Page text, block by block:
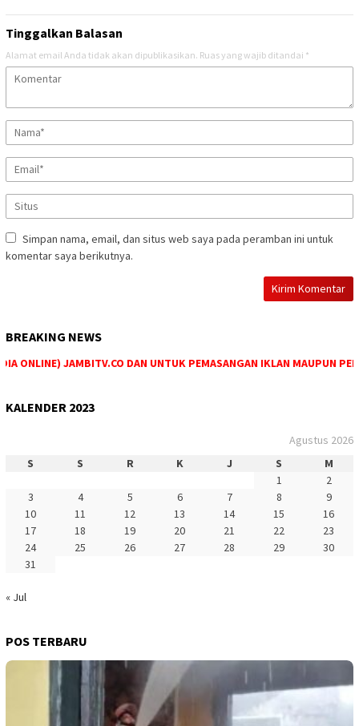
Tinggalkan Balasan
Alamat email Anda tidak akan dipublikasikan. Ruas yang wajib ditandai *
Simpan nama, email, dan situs web saya pada peramban ini untuk
komentar saya berikutnya.
BREAKING NEWS
JAMBITV.CO DAN UNTUK PEMASANGAN IKLAN MAUPUN
KALENDER 2023
Agustus 2026
S
S R K J S
M
1
2
3
4 5 6 7 8
9
10
11 12 13 14 15
16
17
18 19 20 21 22
23
24
25 26 27 28 29
30
31
« Jul
POS TERBARU